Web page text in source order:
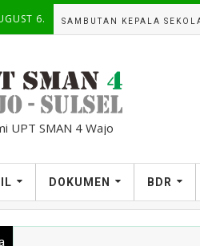
6. SAMBUTAN KEPALA
UPT SMAN 4 Wajo
DOKUMEN BDR